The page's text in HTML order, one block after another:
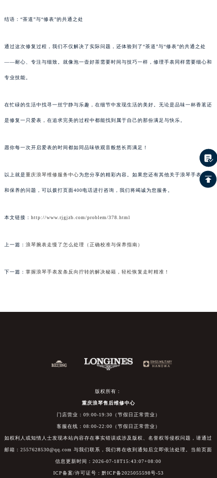
结语：“茶道”与“修表”的共通之处
通过这次修复过程，我们不仅解决了实际问题，还体验到了“茶道”与“修表”的共通之处
——耐心、专注与细致。就像泡一壶好茶需要时间与技巧一样，修理手表同样需要细心和
专业技能。
在忙碌的生活中找寻一丝宁静与乐趣，在细节中发现生活的美好。无论是品味一杯香茗还
是修复一只爱表，在追求完美的过程中都能找到属于自己的那份满足与快乐。
愿你每一次开启爱表的时间都如同品味铁观音般悠长而满足！
以上就是重庆浪琴维修服务中心为您分享的精彩内容。如果您还有其他关于浪琴手表维护
和保养的问题，可以拨打页面400电话进行咨询，我们将竭诚为您服务。
本文链接： http://www.rjgjzb.com/problem/378.html
上一篇： 浪琴腕表走慢了怎么处理（正确校准与保养指南）
下一篇： 掌握浪琴手表发条反向拧转的解决秘籍，轻松恢复走时精准！
版权所有：
重庆浪琴售后维修中心
门店营业：09:00-19:30（节假日正常营业）
客服在线：08:00-22:00（节假日正常营业）
如权利人或知情人士发现本站内容存在事实错误或涉及版权、名誉权等侵权问题，请通过
邮箱：2557628530@qq.com 与我们联系，我们将在收到通知后立即依法处理。当前页面
信息更新时间：2026-07-18T15:43:07+08:00
ICP备案/许可证号：黔ICP备2025055598号-53